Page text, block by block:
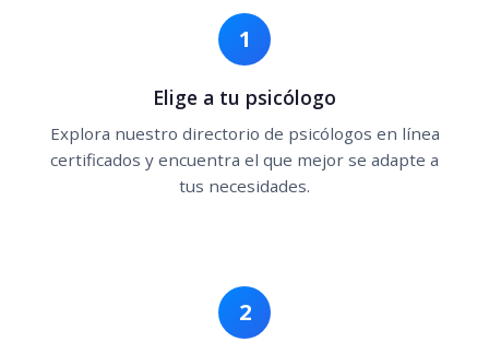
1
Elige a tu psicólogo
Explora nuestro directorio de psicólogos en línea
certificados y encuentra el que mejor se adapte a
tus necesidades.
2